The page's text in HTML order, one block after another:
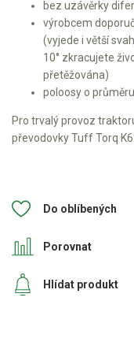
Kultivátory
Nůžky na živý
Vysavače a
Elektrocentrály
Elektrické skútry
Elektrické
Elektrické tříkolky
bez uzávěrky
výrobcem
(vyjede i větší
10° zkracujete
přetěžována)
poloosy o
Pro trvalý provoz
převodovky Tuff Torq
Do oblíbených
Porovnat
Hlídat produkt